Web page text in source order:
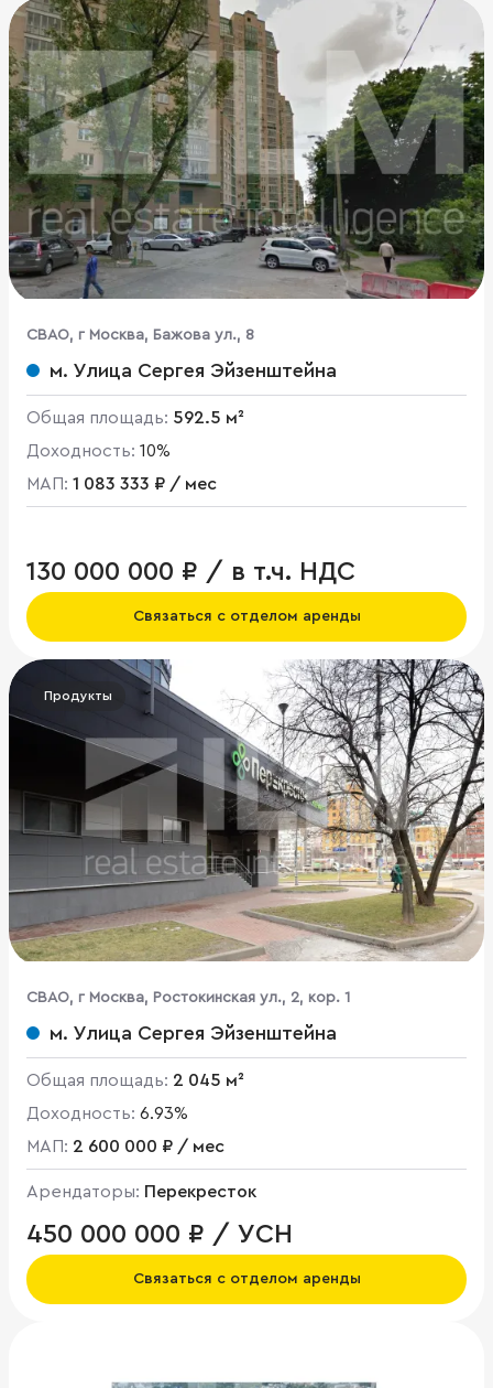
CВАО, г Москва, Бажова ул., 8
м. Улица Сергея Эйзенштейна
Общая площадь: 592.5 м²
Доходность: 10%
МАП: 1 083 333 ₽ / мес
130 000 000 ₽ / в т.ч. НДС
Связаться с отделом аренды
Продукты
CВАО, г Москва, Ростокинская ул., 2, кор. 1
м. Улица Сергея Эйзенштейна
Общая площадь: 2 045 м²
Доходность: 6.93%
МАП: 2 600 000 ₽ / мес
Арендаторы: Перекресток
450 000 000 ₽ / УСН
Связаться с отделом аренды